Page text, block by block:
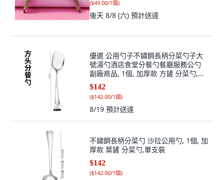
($49.00/1個)
後天 8/8 (六) 預計送達
優選 公用勺子不鏽鋼長柄分菜勺子大
號湯勺酒店食堂分餐勺餐廳服務公勺
副廠商品, 1個, 加厚款 方鏟 分菜勺,單
支裝
$142
($142.00/1個)
8/19 預計送達
不鏽鋼長柄分菜勺 沙拉公用勺, 1個, 加
厚款 葉鏟 分菜勺,單支裝
$142
($142.00/1個)